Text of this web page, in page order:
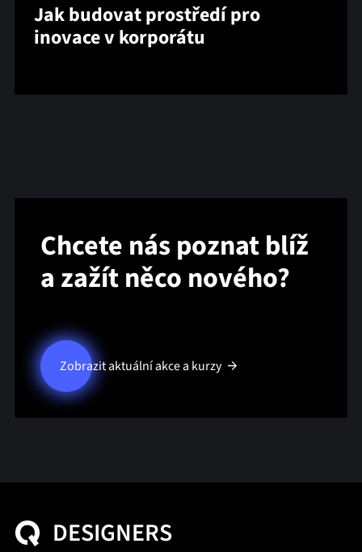
Jak budovat prostředí pro
inovace v korporátu
Chcete nás poznat blíž
a zažít něco nového?
Zobrazit aktuální akce a kurzy
DESIGNERS